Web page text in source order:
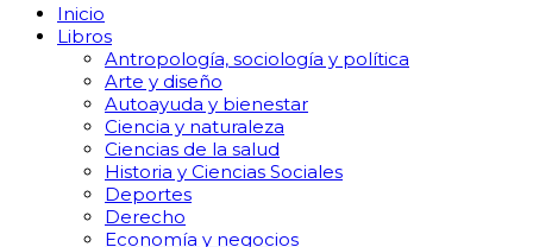
Inicio
Libros
Antropología, sociología y política
Arte y diseño
Autoayuda y bienestar
Ciencia y naturaleza
Ciencias de la salud
Historia y Ciencias Sociales
Deportes
Derecho
Economía y negocios